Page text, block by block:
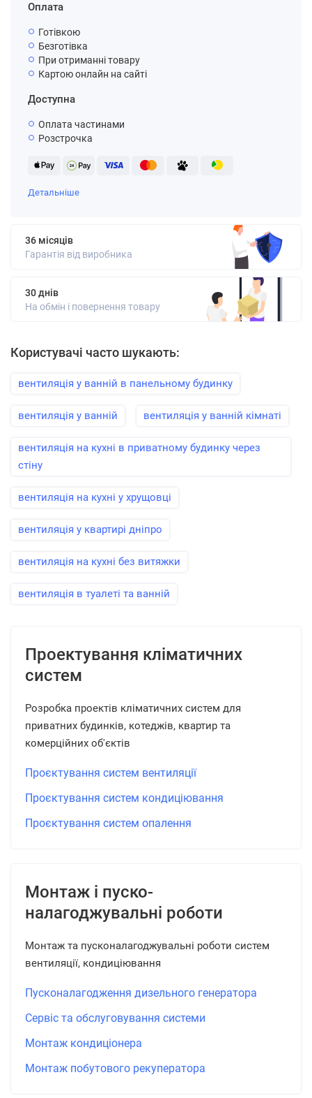
Оплата
Готівкою
Безготівка
При отриманні товару
Картою онлайн на сайті
Доступна
Оплата частинами
Розстрочка
Детальніше
36 місяців
Гарантія від виробника
30 днів
На обмін і повернення товару
Користувачі часто шукають:
вентиляція у ванній в панельному будинку
вентиляція у ванній вентиляція у ванній кімнаті
вентиляція на кухні в приватному будинку через
стіну
вентиляція на кухні у хрущовці
вентиляція у квартирі дніпро
вентиляція на кухні без витяжки
вентиляція в туалеті та ванній
Проектування кліматичних
систем
Розробка проектів кліматичних систем для
приватних будинків, котеджів, квартир та
комерційних об'єктів
Проєктування систем вентиляції
Проєктування систем кондиціювання
Проєктування систем опалення
Монтаж і пуско-
налагоджувальні роботи
Монтаж та пусконалагоджувальні роботи систем
вентиляції, кондиціювання
Пусконалагодження дизельного генератора
Сервіс та обслуговування системи
Монтаж кондиціонера
Монтаж побутового рекуператора